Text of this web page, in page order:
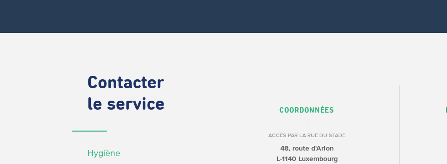
Contacter
le service
Hygiène
COORDONNÉES
ACCÈS PAR LA RUE DU STADE
48, route d'Arlon
L-1140 Luxembourg